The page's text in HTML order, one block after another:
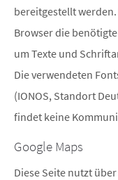
bereitgestellt
Browser die
um Texte und
Die verwendeten
(IONOS, Standort
findet keine
Google Maps
Diese Seite nutzt